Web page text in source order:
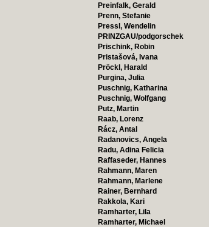
Preinfalk, Gerald
Prenn, Stefanie
Pressl, Wendelin
PRINZGAU/podgorschek
Prischink, Robin
Pristašová, Ivana
Pröckl, Harald
Purgina, Julia
Puschnig, Katharina
Puschnig, Wolfgang
Putz, Martin
Raab, Lorenz
Rácz, Antal
Radanovics, Angela
Radu, Adina Felicia
Raffaseder, Hannes
Rahmann, Maren
Rahmann, Marlene
Rainer, Bernhard
Rakkola, Kari
Ramharter, Lila
Ramharter, Michael